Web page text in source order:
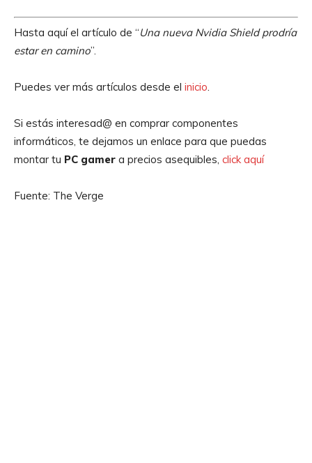
Hasta aquí el artículo de “Una nueva Nvidia Shield prodría
estar en camino”.
Puedes ver más artículos desde el inicio
Si estás interesad@ en comprar componentes
informáticos, te dejamos un enlace para que puedas
montar tu PC gamer a precios asequibles, click aquí
Fuente: The Verge